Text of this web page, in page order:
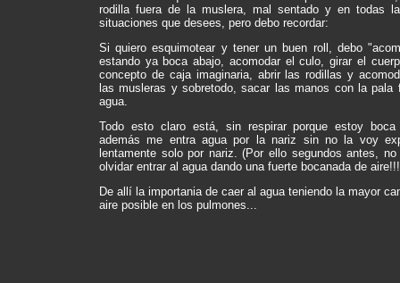
rodilla fuera de la muslera, mal sentado y en todas
situaciones que desees, pero debo recordar:
Si quiero esquimotear y tener un buen roll, debo
estando ya boca abajo, acomodar el culo, girar el
concepto de caja imaginaria, abrir las rodillas y
las musleras y sobretodo, sacar las manos con la pala
agua.
Todo esto claro está, sin respirar porque estoy
además me entra agua por la nariz sin no la voy
lentamente solo por nariz. (Por ello segundos antes,
olvidar entrar al agua dando una fuerte bocanada de
De allí la importania de caer al agua teniendo la mayor
aire posible en los pulmones...